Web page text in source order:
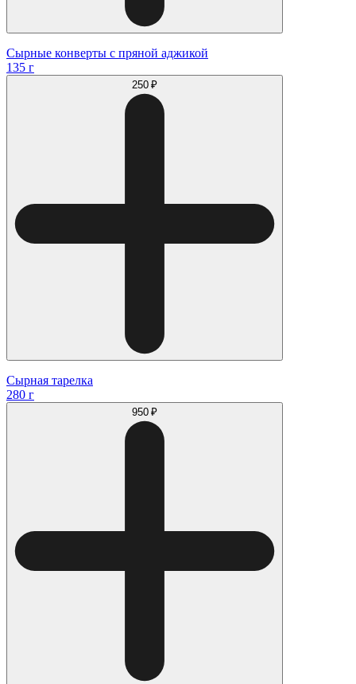
Сырные конверты с пряной аджикой
135 г
250 ₽
Сырная тарелка
280 г
950 ₽